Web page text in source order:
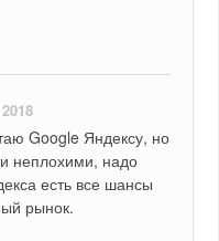
Google Яндексу, но
неплохими, надо
есть все шансы
рынок.